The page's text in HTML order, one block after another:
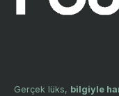
Gerçek lüks, bilgiyle